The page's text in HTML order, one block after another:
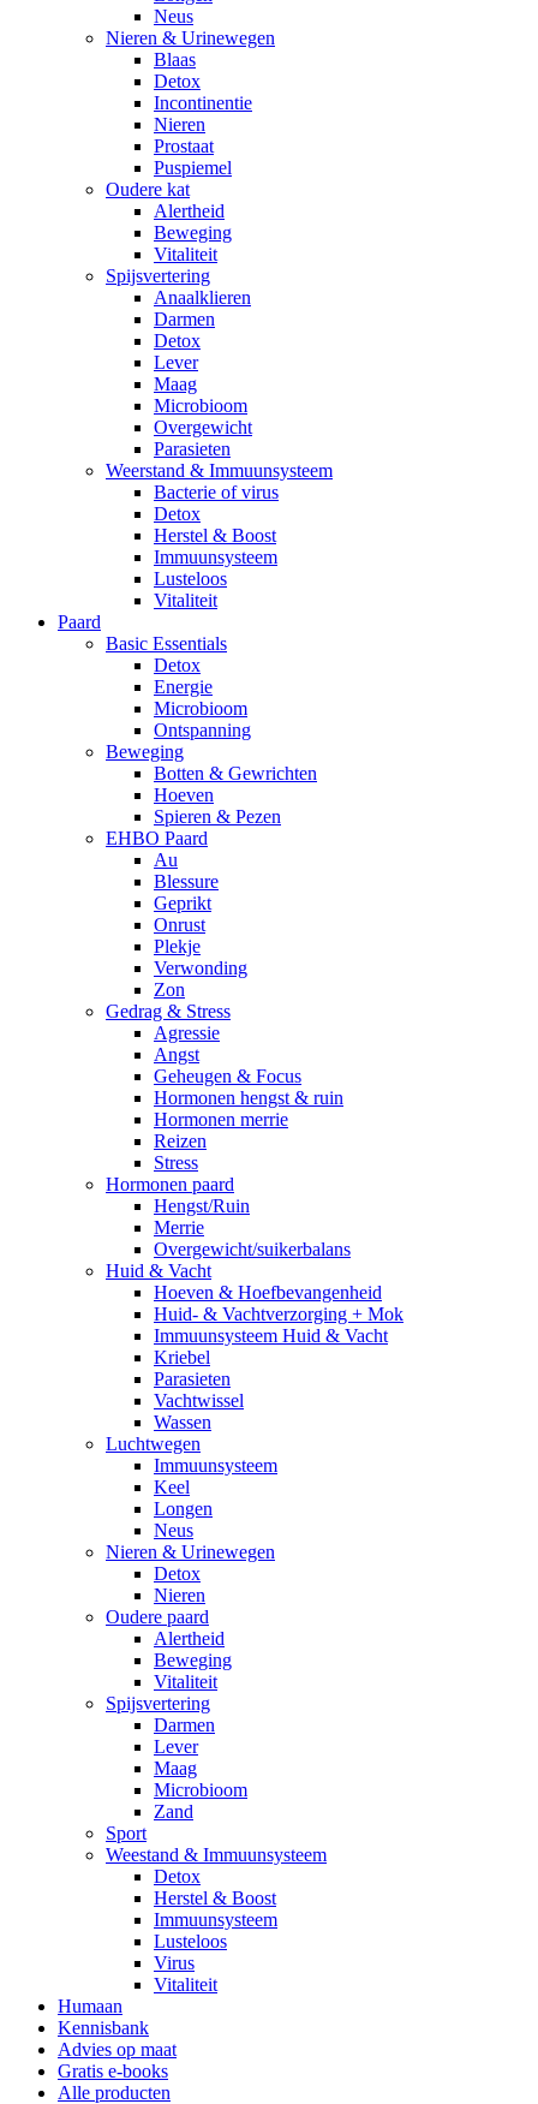
Neus
Nieren & Urinewegen
Blaas
Detox
Incontinentie
Nieren
Prostaat
Puspiemel
Oudere kat
Alertheid
Beweging
Vitaliteit
Spijsvertering
Anaalklieren
Darmen
Detox
Lever
Maag
Microbioom
Overgewicht
Parasieten
Weerstand & Immuunsysteem
Bacterie of virus
Detox
Herstel & Boost
Immuunsysteem
Lusteloos
Vitaliteit
Paard
Basic Essentials
Detox
Energie
Microbioom
Ontspanning
Beweging
Botten & Gewrichten
Hoeven
Spieren & Pezen
EHBO Paard
Au
Blessure
Geprikt
Onrust
Plekje
Verwonding
Zon
Gedrag & Stress
Agressie
Angst
Geheugen & Focus
Hormonen hengst & ruin
Hormonen merrie
Reizen
Stress
Hormonen paard
Hengst/Ruin
Merrie
Overgewicht/suikerbalans
Huid & Vacht
Hoeven & Hoefbevangenheid
Huid- & Vachtverzorging + Mok
Immuunsysteem Huid & Vacht
Kriebel
Parasieten
Vachtwissel
Wassen
Luchtwegen
Immuunsysteem
Keel
Longen
Neus
Nieren & Urinewegen
Detox
Nieren
Oudere paard
Alertheid
Beweging
Vitaliteit
Spijsvertering
Darmen
Lever
Maag
Microbioom
Zand
Sport
Weestand & Immuunsysteem
Detox
Herstel & Boost
Immuunsysteem
Lusteloos
Virus
Vitaliteit
Humaan
Kennisbank
Advies op maat
Gratis e-books
Alle producten